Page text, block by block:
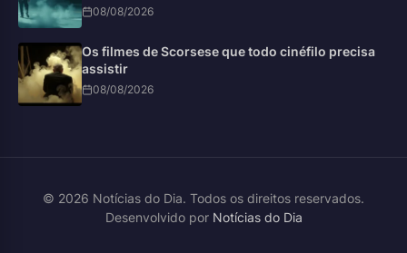
08/08/2026
Os filmes de Scorsese que todo cinéfilo precisa
assistir
08/08/2026
© 2026 Notícias do Dia. Todos os direitos reservados.
Desenvolvido por Notícias do Dia